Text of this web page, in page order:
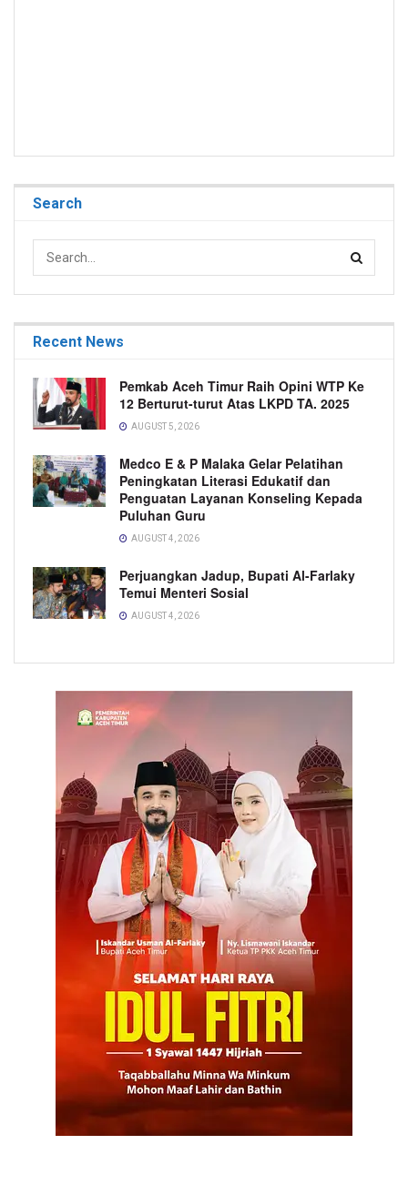
Search
Recent News
Pemkab Aceh Timur Raih Opini WTP Ke
12 Berturut-turut Atas LKPD TA. 2025
AUGUST 5, 2026
Medco E & P Malaka Gelar Pelatihan
Peningkatan Literasi Edukatif dan
Penguatan Layanan Konseling Kepada
Puluhan Guru
AUGUST 4, 2026
Perjuangkan Jadup, Bupati Al-Farlaky
Temui Menteri Sosial
AUGUST 4, 2026